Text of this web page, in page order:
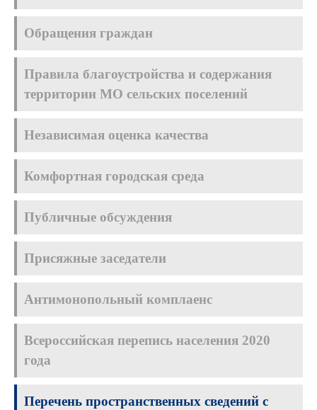
Обращения граждан
Правила благоустройства и содержания
территории МО сельских поселений
Независимая оценка качества
Комфортная городская среда
Публичные обсуждения
Присяжные заседатели
Антимонопольный комплаенс
Всероссийская перепись населения 2020
года
Перечень пространственных сведений с